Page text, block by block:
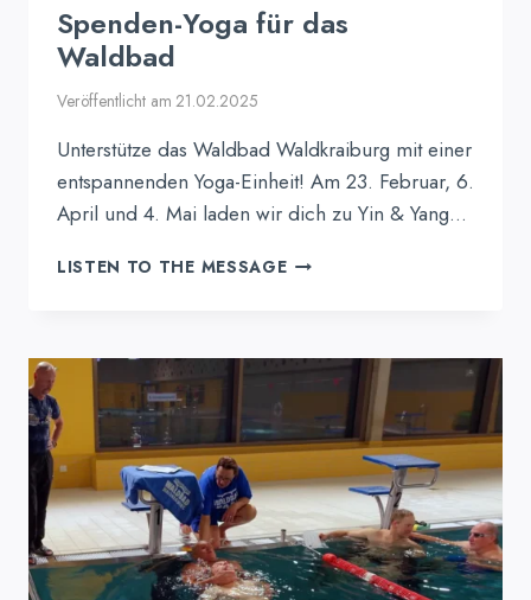
Spenden-Yoga für das
Waldbad
Veröffentlicht am 21.02.2025
Unterstütze das Waldbad Waldkraiburg mit einer
entspannenden Yoga-Einheit! Am 23. Februar, 6.
April und 4. Mai laden wir dich zu Yin & Yang…
LISTEN TO THE MESSAGESPENDEN-
WALDBAD